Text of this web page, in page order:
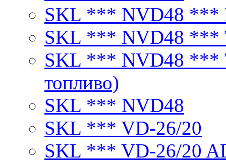
SKL *** NVD48 ***
SKL *** NVD48 ***
SKL *** NVD48 ***
топливо)
SKL *** NVD48
SKL *** VD-26/20
SKL *** VD-26/20